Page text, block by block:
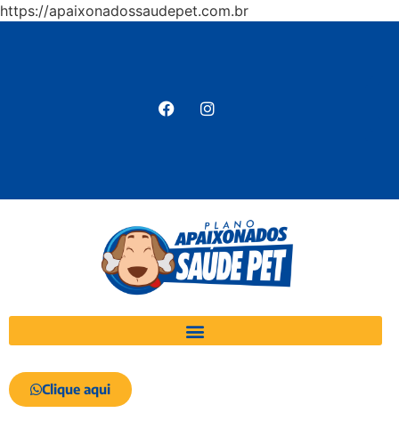
https://apaixonadossaudepet.com.br
Clique aqui